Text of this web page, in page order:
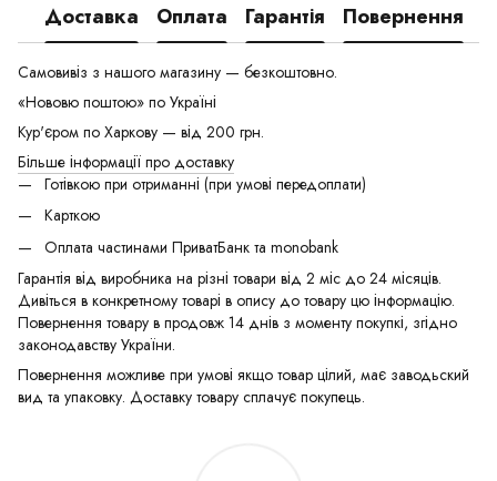
Доставка Оплата Гарантія Повернення
Самовивіз з нашого магазину — безкоштовно.
«Нововю поштою» по Україні
Кур'єром по Харкову — від 200 грн.
Більше інформації про доставку
Готівкою при отриманні (при умові передоплати)
Карткою
Оплата частинами ПриватБанк та monobank
Гарантія від виробника на різні товари від 2 міс до 24 місяців.
Дивіться в конкретному товарі в опису до товару цю інформацію.
Повернення товару в продовж 14 днів з моменту покупкі, згідно
законодавству України.
Повернення можливе при умові якщо товар цілий, має заводьский
вид та упаковку. Доставку товару сплачує покупець.